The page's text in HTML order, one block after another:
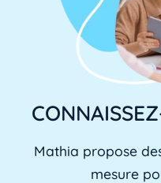
Mathia propose
mesure